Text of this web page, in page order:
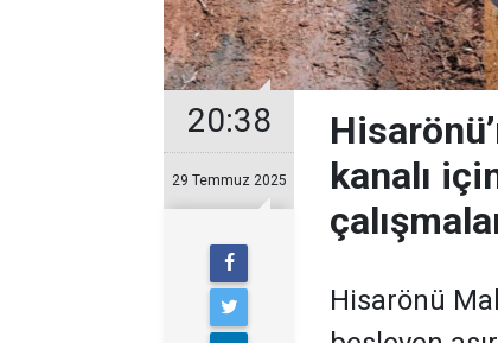
20:38
29 Temmuz 2025
kanalı
Hisarönü